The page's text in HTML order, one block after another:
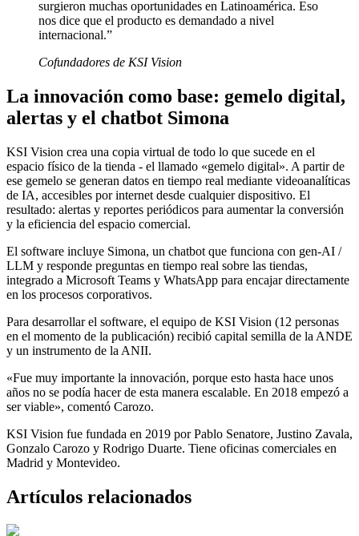
surgieron muchas oportunidades en Latinoamérica. Eso
nos dice que el producto es demandado a nivel
internacional.”
Cofundadores de KSI Vision
La innovación como base: gemelo digital,
alertas y el chatbot Simona
KSI Vision crea una copia virtual de todo lo que sucede en el
espacio físico de la tienda - el llamado «gemelo digital». A partir de
ese gemelo se generan datos en tiempo real mediante videoanalíticas
de IA, accesibles por internet desde cualquier dispositivo. El
resultado: alertas y reportes periódicos para aumentar la conversión
y la eficiencia del espacio comercial.
El software incluye Simona, un chatbot que funciona con gen-AI /
LLM y responde preguntas en tiempo real sobre las tiendas,
integrado a Microsoft Teams y WhatsApp para encajar directamente
en los procesos corporativos.
Para desarrollar el software, el equipo de KSI Vision (12 personas
en el momento de la publicación) recibió capital semilla de la ANDE
y un instrumento de la ANII.
«Fue muy importante la innovación, porque esto hasta hace unos
años no se podía hacer de esta manera escalable. En 2018 empezó a
ser viable», comentó Carozo.
KSI Vision fue fundada en 2019 por Pablo Senatore, Justino Zavala,
Gonzalo Carozo y Rodrigo Duarte. Tiene oficinas comerciales en
Madrid y Montevideo.
Artículos relacionados